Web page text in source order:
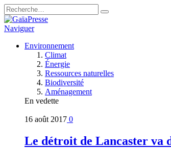
Naviguer
Environnement
Climat
Énergie
Ressources naturelles
Biodiversité
Aménagement
En vedette
16 août 2017 0
Le détroit de Lancaster va